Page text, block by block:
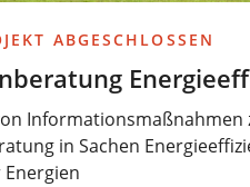
ABGESCHLOSSEN
Informationsmaßnahmen
in Sachen